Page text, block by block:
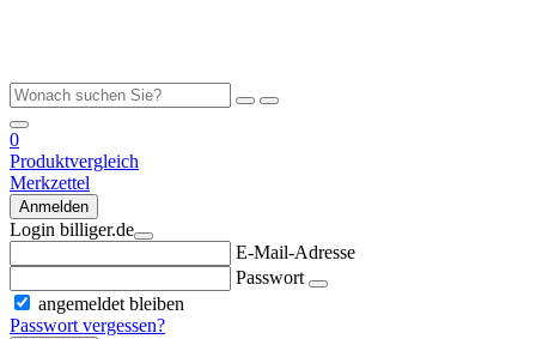
0
Produktvergleich
Merkzettel
Anmelden
Login billiger.de
E-Mail-Adresse
Passwort
angemeldet bleiben
Passwort vergessen?